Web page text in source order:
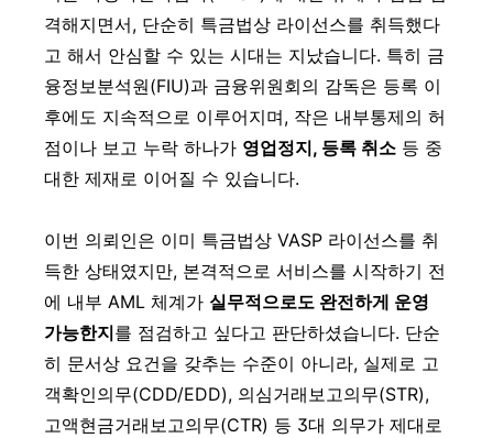
격해지면서, 단순히 특금법상 라이선스를 취득했다
고 해서 안심할 수 있는 시대는 지났습니다. 특히 금
융정보분석원(FIU)과 금융위원회의 감독은 등록 이
후에도 지속적으로 이루어지며, 작은 내부통제의 허
점이나 보고 누락 하나가 영업정지, 등록 취소 등 중
대한 제재로 이어질 수 있습니다.
이번 의뢰인은 이미 특금법상 VASP 라이선스를 취
득한 상태였지만, 본격적으로 서비스를 시작하기 전
에 내부 AML 체계가 실무적으로도 완전하게 운영
가능한지를 점검하고 싶다고 판단하셨습니다. 단순
히 문서상 요건을 갖추는 수준이 아니라, 실제로 고
객확인의무(CDD/EDD), 의심거래보고의무(STR),
고액현금거래보고의무(CTR) 등 3대 의무가 제대로